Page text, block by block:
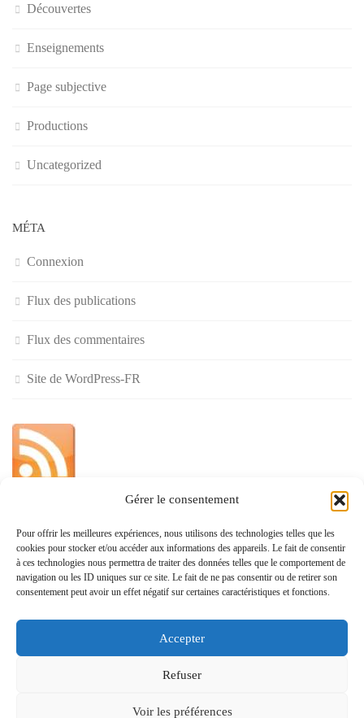
Gérer le consentement
Pour offrir les meilleures expériences, nous utilisons des technologies telles que les
cookies pour stocker et/ou accéder aux informations des appareils. Le fait de consentir
à ces technologies nous permettra de traiter des données telles que le comportement de
navigation ou les ID uniques sur ce site. Le fait de ne pas consentir ou de retirer son
consentement peut avoir un effet négatif sur certaines caractéristiques et fonctions.
Accepter
Refuser
Voir les préférences
Découvertes
Enseignements
Page subjective
Productions
Uncategorized
MÉTA
Connexion
Flux des publications
Flux des commentaires
Site de WordPress-FR
»
Politique de confidentialité
www.monvoisin.xyz © 2026. Tous droits réservés.